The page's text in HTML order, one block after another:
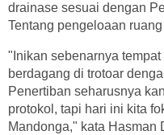
drainase sesuai dengan
Tentang pengeloaan
"Inikan sebenarnya
berdagang di trotoar
Penertiban seharusnya
protokol, tapi hari ini kita
Mandonga," kata Hasman